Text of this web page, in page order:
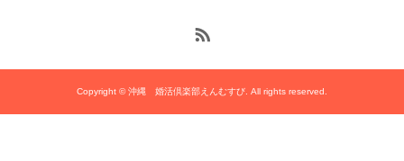
Copyright © 沖縄 婚活倶楽部えんむすび. All rights reserved.